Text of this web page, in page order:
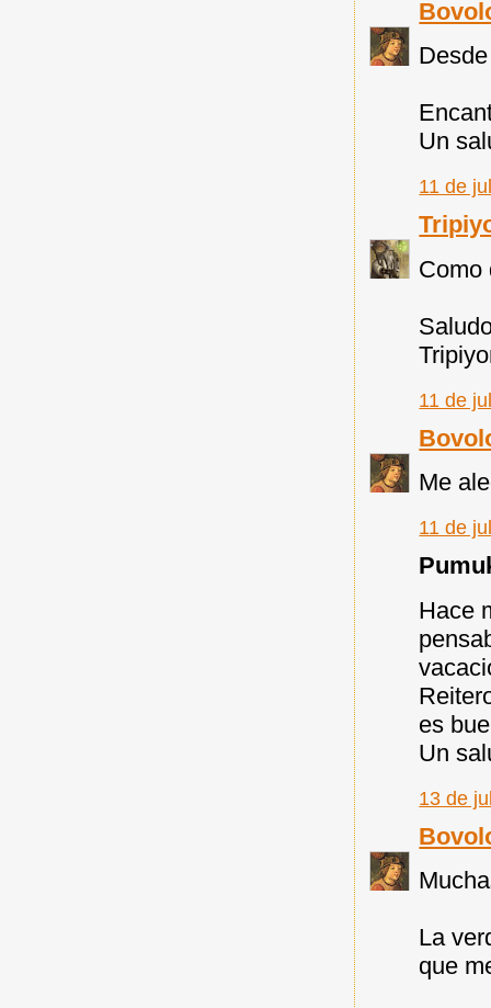
Un
11 de
Como
11 de
Me
11 de
Hace
es
Un
13 de
La
que